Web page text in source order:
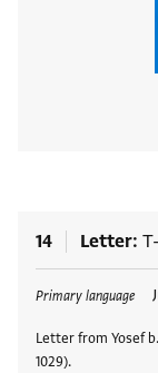
14 Letter
Primary language
Letter from Yosef
1029).
Tags